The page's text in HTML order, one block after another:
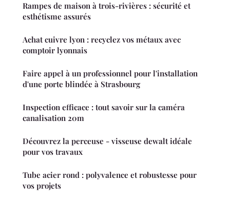
Rampes de maison à trois-rivières : sécurité et
esthétisme assurés
Achat cuivre lyon : recyclez vos métaux avec
comptoir lyonnais
Faire appel à un professionnel pour l'installation
d'une porte blindée à Strasbourg
Inspection efficace : tout savoir sur la caméra
canalisation 20m
Découvrez la perceuse - visseuse dewalt idéale
pour vos travaux
Tube acier rond : polyvalence et robustesse pour
vos projets